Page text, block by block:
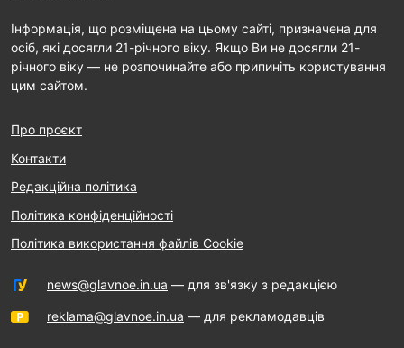
Інформація, що розміщена на цьому сайті, призначена для
осіб, які досягли 21-річного віку. Якщо Ви не досягли 21-
річного віку — не розпочинайте або припиніть користування
цим сайтом.
Про проєкт
Контакти
Редакційна політика
Політика конфіденційності
Політика використання файлів Cookie
news@glavnoe.in.ua — для зв'язку з редакцією
reklama@glavnoe.in.ua — для рекламодавців